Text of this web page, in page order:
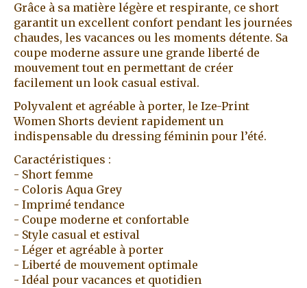
Grâce à sa matière légère et respirante, ce short
garantit un excellent confort pendant les journées
chaudes, les vacances ou les moments détente. Sa
coupe moderne assure une grande liberté de
mouvement tout en permettant de créer
facilement un look casual estival.
Polyvalent et agréable à porter, le Ize-Print
Women Shorts devient rapidement un
indispensable du dressing féminin pour l’été.
Caractéristiques :
- Short femme
- Coloris Aqua Grey
- Imprimé tendance
- Coupe moderne et confortable
- Style casual et estival
- Léger et agréable à porter
- Liberté de mouvement optimale
- Idéal pour vacances et quotidien